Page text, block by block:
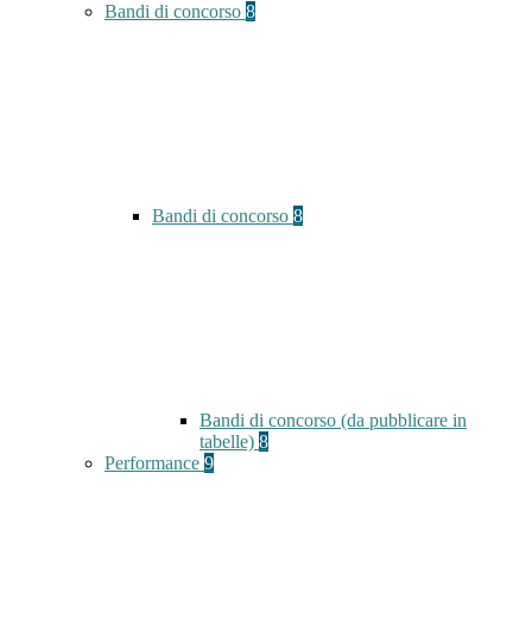
Bandi di concorso 8
Bandi di concorso 8
Bandi di concorso (da pubblicare in
tabelle) 8
Performance 9